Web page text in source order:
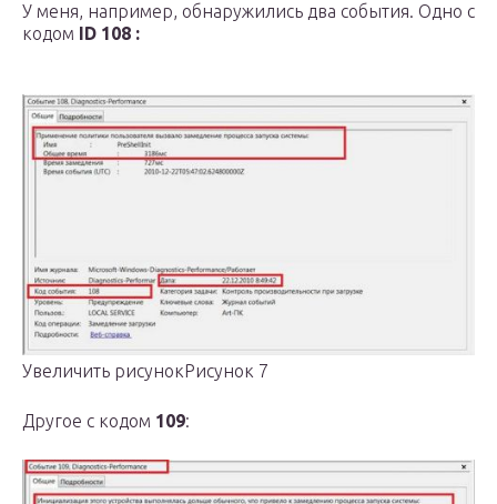
У меня, например, обнаружились два события. Одно с
кодом ID 108 :
Увеличить рисунокРисунок 7
Другое с кодом 109: